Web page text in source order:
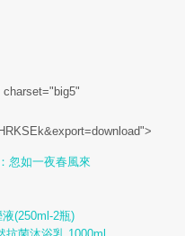
忽如一夜春風來
(250ml-2瓶)